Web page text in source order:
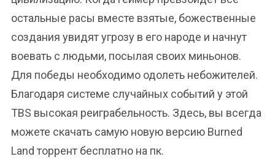
остальные расы вместе взятые, божественные
создания увидят угрозу в его народе и начнут
воевать с людьми, посылая своих миньонов.
Для победы необходимо одолеть небожителей.
Благодаря системе случайных событий у этой
TBS высокая реиграбельность. Здесь, вы всегда
можете скачать самую новую версию Burned
Land торрент бесплатно на пк.